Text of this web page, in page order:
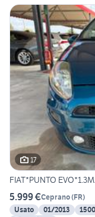
17
FIAT*PUNTO
5.999 €Ceprano(FR)
Usato
01/2013